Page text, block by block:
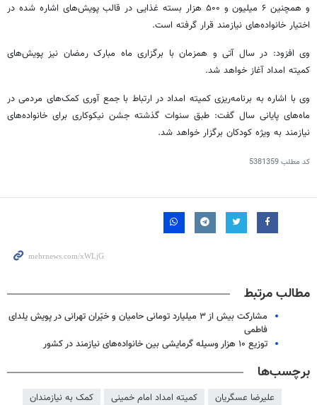
و همچنین ۶ میلیون و ۵۰۰ هزار بسته غذایی در قالب پویش‌های اشاره شده در
اختیار خانواده‌های نیازمند قرار گرفته است.
وی افزود: در سال آتی و همزمان با برگزاری ماه مبارک رمضان نیز پویش‌های
کمیته امداد آغاز خواهد شد.
وی با اشاره به برنامه‌ریزی کمیته امداد در ارتباط با جمع آوری کمک‌های مردمی در
ماه‌های پایانی سال گفت: طبق سنوات گذشته جشن نیکوکاری برای خانواده‌های
نیازمند به ویژه کودکان برگزار خواهد شد.
کد مطلب5381359
مطالب مرتبط
مشارکت بیش از ۳ میلیارد تومانی حامیان و خیّران تهرانی در پویش یلدای
فاطمی
توزیع ۱۰ هزار وسیله گرمایشی بین خانواده‌های نیازمند در کشور
برچسب‌ها
علیرضا عسگریان کمیته امداد امام خمینی کمک به نیازمندان